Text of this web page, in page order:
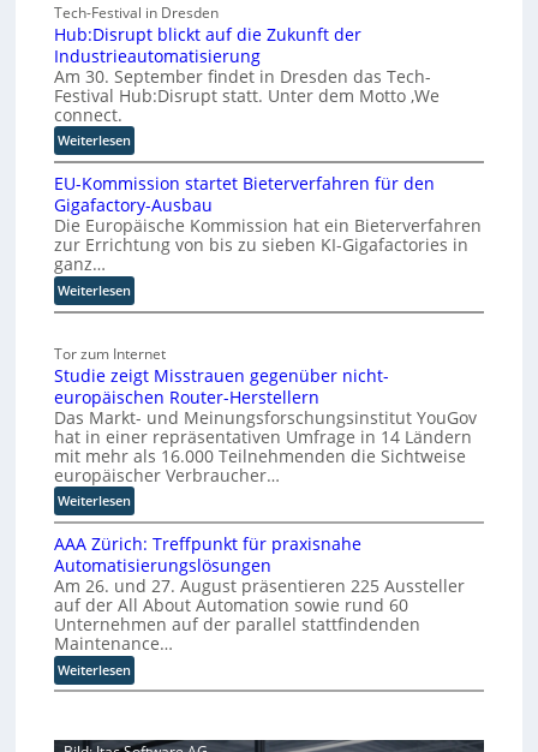
O
n
f
S
c
h
i
t
t
e
f
d
S
k
a
l
i
r
u
n
g
p
h
Tech-Festival in Dresden
Hub:Disrupt blickt auf die Zukunft der
Industrieautomatisierung
Am 30. September findet in Dresden das Tech-
Festival Hub:Disrupt statt. Unter dem Motto ‚We
connect.
Weiterlesen:
H
u
b
:
D
s
r
p
t
b
l
i
c
k
t
a
u
f
d
i
e
Z
u
n
EU-Kommission startet Bieterverfahren für den
Gigafactory-Ausbau
Die Europäische Kommission hat ein Bieterverfahren
zur Errichtung von bis zu sieben KI-Gigafactories in
ganz…
Weiterlesen:
E
-
K
o
m
m
i
s
s
i
o
n
s
t
a
r
t
B
Tor zum Internet
Studie zeigt Misstrauen gegenüber nicht-
europäischen Router-Herstellern
Das Markt- und Meinungsforschungsinstitut YouGov
hat in einer repräsentativen Umfrage in 14 Ländern
mit mehr als 16.000 Teilnehmenden die Sichtweise
europäischer Verbraucher…
Weiterlesen:
S
t
u
d
i
e
z
e
i
t
AAA Zürich: Treffpunkt für praxisnahe
Automatisierungslösungen
Am 26. und 27. August präsentieren 225 Aussteller
auf der All About Automation sowie rund 60
Unternehmen auf der parallel stattfindenden
Maintenance…
Weiterlesen:
A